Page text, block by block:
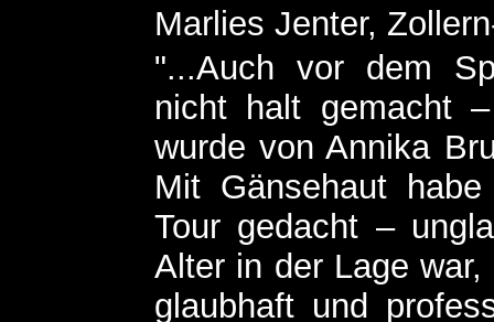
Marlies Jenter,
"...Auch vor dem
nicht halt gemacht
wurde von Annika
Mit Gänsehaut
Tour gedacht –
Alter in der Lage
glaubhaft und